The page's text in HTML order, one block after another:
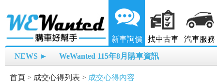
新車詢價 找中古車 汽車服務
NEWS ► WeWanted 115年8月購車資訊
首頁 > 成交心得列表 > 成交心得內容